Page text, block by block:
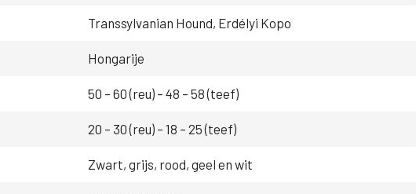
Transsylvanian Hound, Erdélyi Kopo
Hongarije
50 – 60 (reu) – 48 – 58 (teef)
20 – 30 (reu) – 18 – 25 (teef)
Zwart, grijs, rood, geel en wit